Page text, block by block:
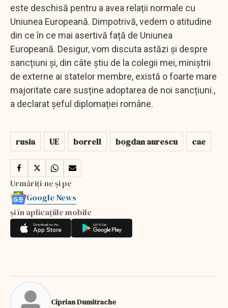
este deschisă pentru a avea relații normale cu
Uniunea Europeană. Dimpotrivă, vedem o atitudine
din ce în ce mai asertivă față de Uniunea
Europeană. Desigur, vom discuta astăzi și despre
sancțiuni și, din câte știu de la colegii mei, miniștrii
de externe ai statelor membre, există o foarte mare
majoritate care susține adoptarea de noi sancțiuni.,
a declarat șeful diplomației române.
rusia UE borrell bogdan aurescu cae
Urmăriți-ne și pe
Google News
și în aplicațiile mobile
Ciprian Dumitrache